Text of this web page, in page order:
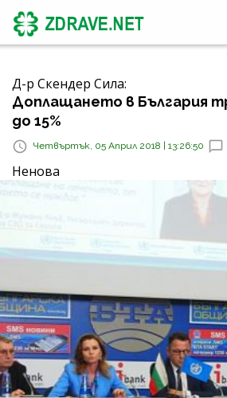
Д-р Скендер Сила:
Доплащането в България
до 15%
Четвъртък, 05 Април 2018 | 13:26:50
Ненова